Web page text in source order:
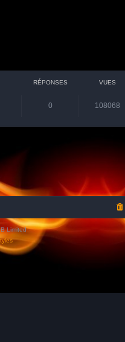
RÉPONSES VUES
0 108068
Limited